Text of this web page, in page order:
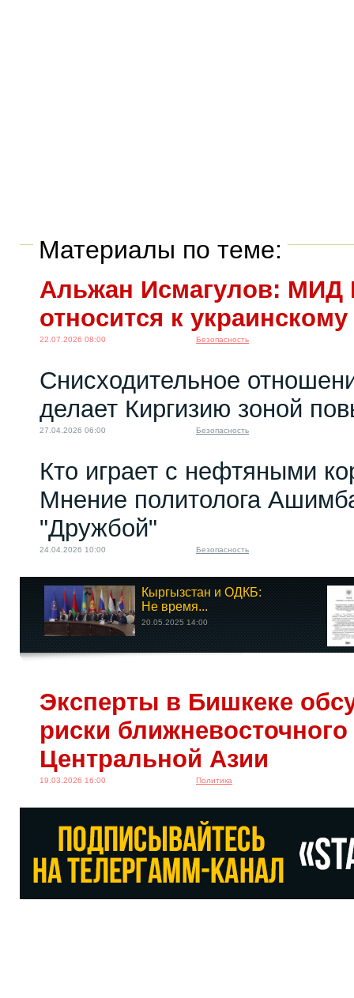
Материалы по теме:
Альжан Исмагулов: МИД
относится к
22.07.2026 08:00 Безопасность
Снисходительное
делает Киргизию зоной
27.04.2026 06:00 Безопасность
Кто играет с нефтяными
Мнение политолога
"Дружбой"
24.04.2026 10:00 Безопасность
Кыргызстан и ОДКБ:
Не время...
20.05.2025 14:00
Эксперты в Бишкеке
риски
Центральной Азии
19.03.2026 16:00 Политика